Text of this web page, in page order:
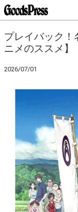
プレイバック！
ニメのススメ】
2026/07/01